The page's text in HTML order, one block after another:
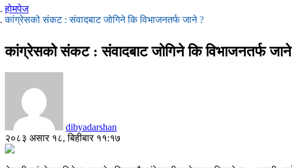
होमपेज
कांग्रेसको संकट : संवादबाट जोगिने कि विभाजनतर्फ जाने ?
कांग्रेसको संकट : संवादबाट जोगिने कि विभाजनतर्फ
dibyadarshan
२०८३ असार १८, बिहीबार ११:१७